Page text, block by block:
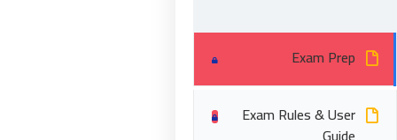
Exam Prep
Exam Rules & User
5 شارع 278 – المعادي الجديدة – القاهرة – جمهورية مصر
العربية
201287888051+
info@acarea.com.eg